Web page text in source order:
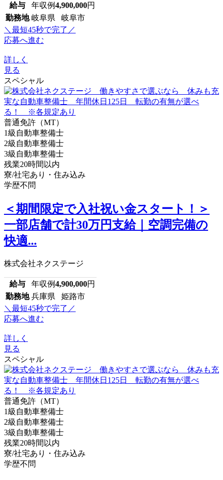
給与 年収例4,900,000円
勤務地 岐阜県 岐阜市
＼最短45秒で完了／
応募へ進む
詳しく
見る
スペシャル
普通免許（MT）
1級自動車整備士
2級自動車整備士
3級自動車整備士
残業20時間以内
寮/社宅あり・住み込み
学歴不問
＜期間限定で入社祝い金スタート！＞
一部店舗で計30万円支給｜空調完備の
快適...
株式会社ネクステージ
給与 年収例4,900,000円
勤務地 兵庫県 姫路市
＼最短45秒で完了／
応募へ進む
詳しく
見る
スペシャル
普通免許（MT）
1級自動車整備士
2級自動車整備士
3級自動車整備士
残業20時間以内
寮/社宅あり・住み込み
学歴不問